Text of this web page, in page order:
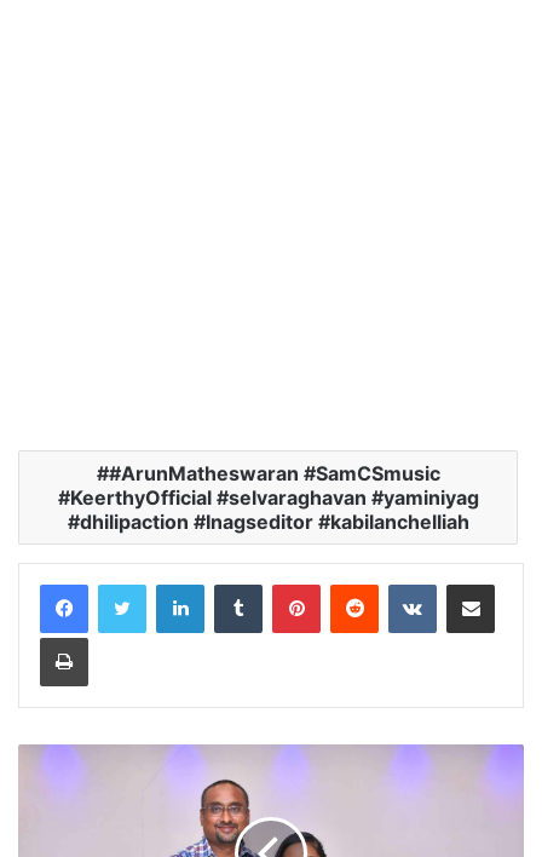
#ArunMatheswaran #SamCSmusic
#KeerthyOfficial #selvaraghavan #yaminiyag
#dhilipaction #Inagseditor #kabilanchelliah
LinkedInTumblr PinterestReddit VKontakteShare via Email
Print